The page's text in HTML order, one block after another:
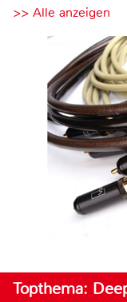
>> Alle anzeigen
Topthema: